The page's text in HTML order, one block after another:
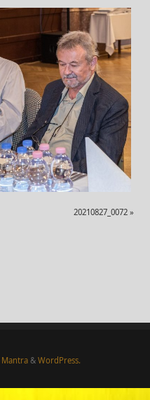
20210827_0072 »
Mantra& WordPress.